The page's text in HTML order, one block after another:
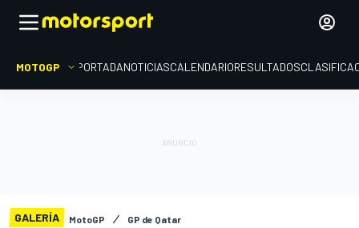
MOTOGP PORTADANOTICIASCALENDARIORESULTADOS
GALERÍA MotoGP GP de Qatar